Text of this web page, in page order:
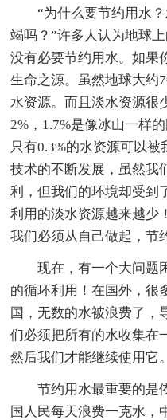
“为什么要节约用水
竭吗？”许多人认为地球
没有必要节约用水。如果
生命之源。虽然地球大约
水资源。而且淡水资源很
2%，1.7%是像冰山一样
只有0.3%的水资源可以
技术的不断发展，虽然我
利，但我们的环境却受到
利用的淡水资源越来越少
我们必须从自己做起，节
现在，有一个大问题
的循环利用！在国外，很
国，无数的水被浪费了，
们必须把所有的水收集在
然后我们才能继续使用它
节约用水最重要的是
国人民每天浪费一克水，